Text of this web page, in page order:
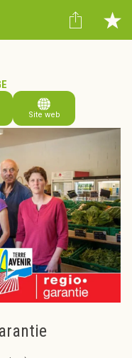
Site web